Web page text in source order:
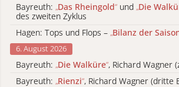
Bayreuth: „Das Rheingold“ und „Die
des zweiten Zyklus
Hagen: Tops und Flops – „Bilanz der
6. August 2026
Bayreuth: „Die Walküre“, Richard Wagner
Bayreuth: „Rienzi“, Richard Wagner (dritte